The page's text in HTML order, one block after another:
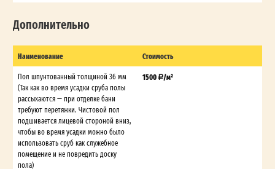
Дополнительно
Наименование Стоимость
Пол шпунтованный толщиной 36 мм
(Так как во время усадки сруба полы
рассыхаются — при отделке бани
требуют перетяжки. Чистовой пол
подшивается лицевой стороной вниз,
чтобы во время усадки можно было
использовать сруб как служебное
помещение и не повредить доску
пола)
1500 /м²